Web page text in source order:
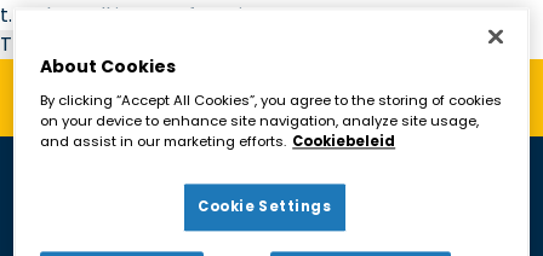
t.replaceAll is not a function
Try again
About Cookies
By clicking “Accept All Cookies”, you agree to the storing of cookies
on your device to enhance site navigation, analyze site usage,
and assist in our marketing efforts. Cookiebeleid
Cookie Settings